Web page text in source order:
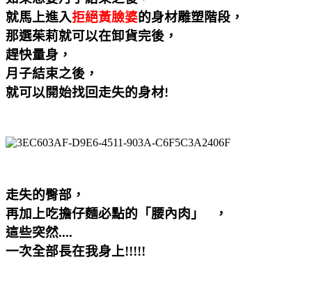
就馬上進入拒絕黃臉婆的身材雕塑階段，
那選茱莉就可以在卸貨完後，
趕快量身，
月子結束之後，
就可以開始找回走失的身材!
走失的臀部，
再加上吃擔仔麵必點的「腰內肉」 ，
這些突然....
一次全部長在我身上!!!!!